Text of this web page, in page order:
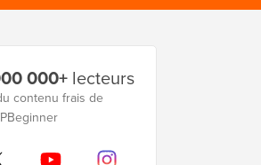
000+lecteurs
contenu frais de